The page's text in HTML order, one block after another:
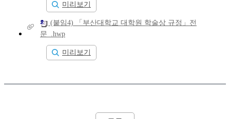
미리보기
(붙임4) 「부산대학교 대학원 학술상 규정」전
문_.hwp
미리보기